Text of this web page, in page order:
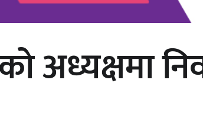
शीर्ष
काठमाडौं युथ
साथ सम्पन्न
अध्यक्षमा